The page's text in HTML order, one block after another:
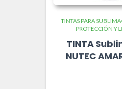
TINTAS PARA
PROTECCIÓN Y
TINTA
NUTEC